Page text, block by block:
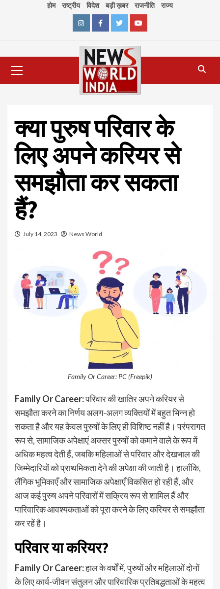
होम राष्ट्रीय विदेश बड़ी ख़बर राजनीति राज्य
InstagramFacebookTwitterYoutube
Menu
क्या पुरुष परिवार के
लिए अपने करियर से
समझौता कर सकता
हैं?
July 14, 2023 News World
Family Or Career: PC (Freepik)
Family Or Career:परिवार की खातिर अपने करियर से
समझौता करने का निर्णय अलग-अलग व्यक्तियों में बहुत भिन्न हो
सकता है और यह केवल पुरुषों के लिए ही विशिष्ट नहीं है। परंपरागत
रूप से, सामाजिक अपेक्षाएं अक्सर पुरुषों को कमाने वाले के रूप में
अधिक महत्व देती हैं, जबकि महिलाओं से परिवार और देखभाल की
जिम्मेदारियों को प्राथमिकता देने की अपेक्षा की जाती है। हालाँकि,
लैंगिक भूमिकाएँ और सामाजिक अपेक्षाएँ विकसित हो रही हैं, और
आज कई पुरुष अपने परिवारों में सक्रिय रूप से शामिल हैं और
पारिवारिक आवश्यकताओं को पूरा करने के लिए करियर से समझौता
कर रहें है।
परिवार या करियर?
Family Or Career:हाल के वर्षों में, पुरुषों और महिलाओं दोनों
के लिए कार्य-जीवन संतुलन और पारिवारिक प्रतिबद्धताओं के महत्व